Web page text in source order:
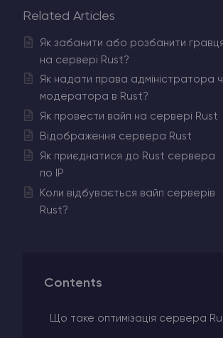
Related Articles
Як забанити або розбанити
на сервері Rust?
Як надати права адміністратора
модератора в Rust?
Як провести вайп на сервері Rust
Відображення сервера Rust
Як приєднатися до Rust сервера
по IP
Коли відбувається вайп серверів
Rust?
Contents
Що таке оптимізація сервера